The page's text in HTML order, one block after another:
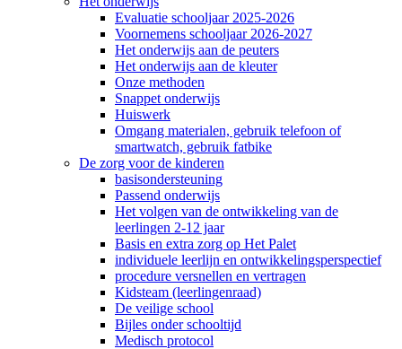
Evaluatie schooljaar 2025-2026
Voornemens schooljaar 2026-2027
Het onderwijs aan de peuters
Het onderwijs aan de kleuter
Onze methoden
Snappet onderwijs
Huiswerk
Omgang materialen, gebruik telefoon of
smartwatch, gebruik fatbike
De zorg voor de kinderen
basisondersteuning
Passend onderwijs
Het volgen van de ontwikkeling van de
leerlingen 2-12 jaar
Basis en extra zorg op Het Palet
individuele leerlijn en ontwikkelingsperspectief
procedure versnellen en vertragen
Kidsteam (leerlingenraad)
De veilige school
Bijles onder schooltijd
Medisch protocol